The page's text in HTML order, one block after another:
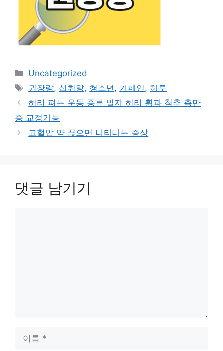
카
테
리
Uncategorized
태
그
권장량, 섭취량, 청소년 , 카페인 ,하루
허리 펴는 운동 종류 일자 허리 휨과 척추 측만
증 교정가능
고혈압 약 끊으면 나타나는 증상
댓글 남기기